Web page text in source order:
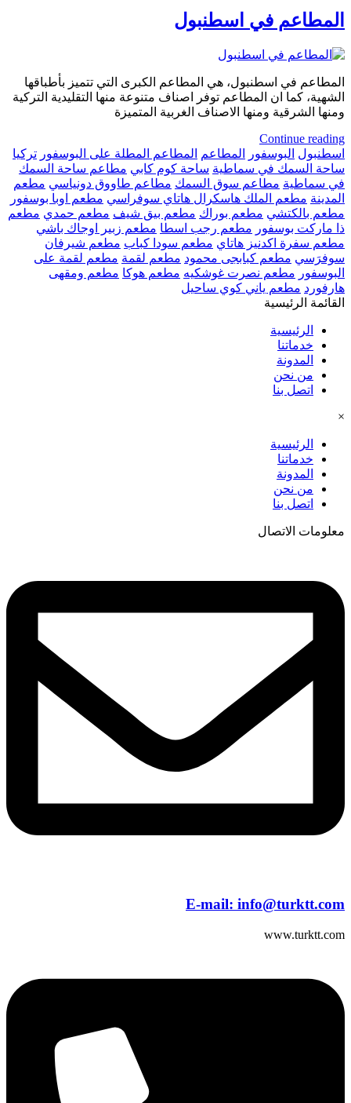
المطاعم في اسطنبول
المطاعم في اسطنبول، هي المطاعم الكبرى التي تتميز بأطباقها
الشهية، كما ان المطاعم توفر اصناف متنوعة منها التقليدية التركية
ومنها الشرقية ومنها الاصناف الغربية المتميزة
Continue reading
اسطنبول البوسفور المطاعم المطاعم المطلة على البوسفور تركيا
ساحة السمك في سماطية ساحة كوم كابي مطاعم ساحة السمك
في سماطية مطاعم سوق السمك مطاعم طاووق دونياسي مطعم
المدينة مطعم الملك هاسكرال هاتاي سوفراسي مطعم اوبا بوسفور
مطعم بالكتشي مطعم بوراك مطعم بيق شيف مطعم حمدي مطعم
ذا ماركت بوسفور مطعم رجب اسطا مطعم زبير اوجاك باشي
مطعم سفرة اكدنيز هاتاي مطعم سودا كباب مطعم شيرفان
سوفرَسي مطعم كبابجى محمود مطعم لقمة مطعم لقمة على
البوسفور مطعم نصرت غوشكيه مطعم هوكا مطعم ومقهى
هارفورد مطعم ياني كوي ساحيل
القائمة الرئيسية
الرئيسية
خدماتنا
المدونة
من نحن
اتصل بنا
×
الرئيسية
خدماتنا
المدونة
من نحن
اتصل بنا
معلومات الاتصال
E-mail: info@turktt.com
www.turktt.com